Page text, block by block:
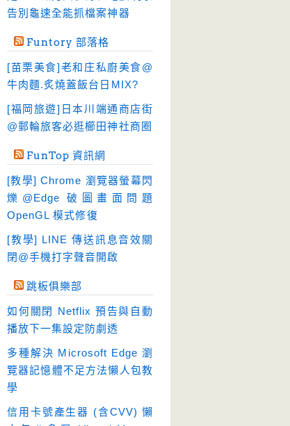
畫面擷取 (36)
看圖程式 (17)
硬碟工具 (64)
系統工具 (242)
(188)
翻譯軟體 (3)
輸入法 (4)
告別龜速全能抓檔案神器
Funtory 部落格
[苗栗美食]老和庄私廚美食@
牛肉麵.炙燒蓋飯台日MIX?
[福岡旅遊]日本川端通商店街
@郵輪旅客必逛櫛田神社商圈
FunTop 資訊網
[教學] Chrome 瀏覽器螢幕閃
爍@Edge 破圖畫面問題
OpenGL 模式修復
[教學] LINE 傳送訊息音效關
閉@手機打字聲音開啟
跳板俱樂部
如何關閉 Netflix 預告與自動
播放下一集設定防劇透
多種解決 Microsoft Edge 瀏
覽器記憶體不足方法懶人包教
學
信用卡號產生器 (含CVV) 懶